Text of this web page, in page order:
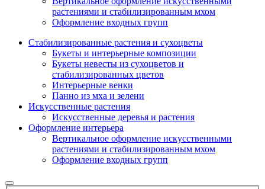
растениями и стабилизированным мхом
Оформление входных групп
Стабилизированные растения и сухоцветы
Букеты и интерьерные композиции
Букеты невесты из сухоцветов и
стабилизированных цветов
Интерьерные венки
Панно из мха и зелени
Искусственные растения
Искусственные деревья и растения
Оформление интерьера
Вертикальное оформление искусственными
растениями и стабилизированным мхом
Оформление входных групп